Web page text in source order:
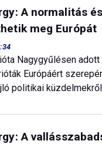
A normalitás
meg Európát
Nagygyűlésen
Európáért
politikai
A